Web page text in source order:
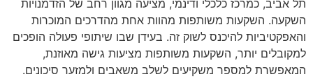
תל אביב, כמרכז כלכלי ודינמי, מציעה מגוון רחב של הזדמנויות
השקעה. השקעות משותפות מהוות אחת מהדרכים המוכרות
והאפקטיביות להיכנס לשוק זה. בעידן שבו שיתופי פעולה הופכים
למקובלים יותר, השקעות משותפות מציעות גישה מאוזנת,
המאפשרת למספר משקיעים לשלב משאבים ולמזער סיכונים.